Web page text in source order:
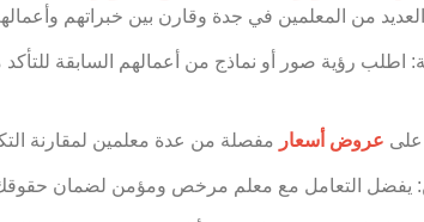
من المعلمين في جدة وقارن بين خبراتهم
اطلب رؤية صور أو نماذج من أعمالهم السابقة
عروض أسعار مفصلة من عدة معلمين لمقارنة
يفضل التعامل مع معلم مرخص ومؤمن لضمان